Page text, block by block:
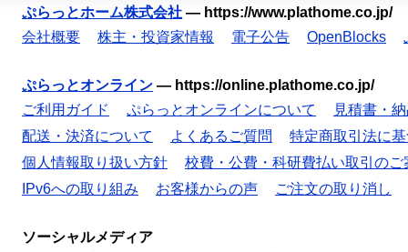
ぷらっとホーム株式会社 — https://www.plathome.co.jp/
会社概要
株主・投資家情報 電子公告 OpenBlocks
ぷらっとオンライン — https://online.plathome.co.jp/
ご利用ガイド
ぷらっとオンラインについて
見積書・
配送・決済について
よくあるご質問
特定商取引法に
個人情報取り扱い方針
校費・公費・科研費払い取引のご
IPv6への取り組み
お客様からの声 ご注文の取り消し
ソーシャルメディア